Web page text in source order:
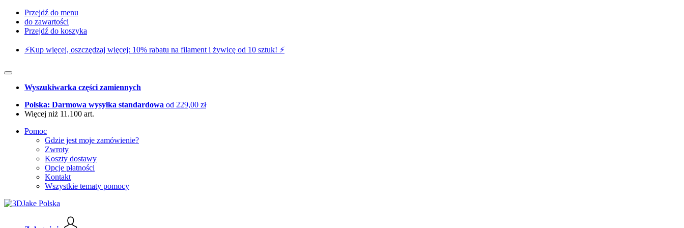
Przejdź do menu
do zawartości
Przejdź do koszyka
⚡️Kup więcej, oszczędzaj więcej: 10% rabatu na filament i żywicę od 10 sztuk! ⚡️
Wyszukiwarka części zamiennych
Polska: Darmowa wysyłka standardowa od 229,00 zł
Więcej niż 11.100 art.
Pomoc
Gdzie jest moje zamówienie?
Zwroty
Koszty dostawy
Opcje płatności
Kontakt
Wszystkie tematy pomocy